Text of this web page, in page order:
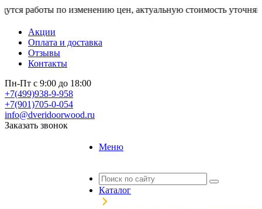
по изменению цен, актуальную стоимость уточняйте у
Акции
Оплата и доставка
Отзывы
Контакты
Пн-Пт с 9:00 до 18:00
+7(499)938-9-958
+7(901)705-0-054
info@dveridoorwood.ru
Заказать звонок
Меню
Каталог